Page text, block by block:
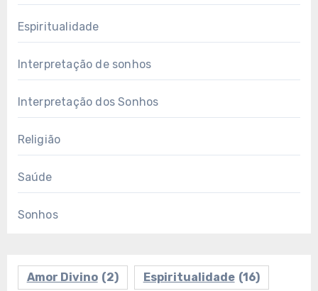
Espiritualidade
Interpretação de sonhos
Interpretação dos Sonhos
Religião
Saúde
Sonhos
Amor Divino (2) Espiritualidade (16)